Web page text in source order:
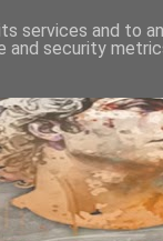
services and to
and security